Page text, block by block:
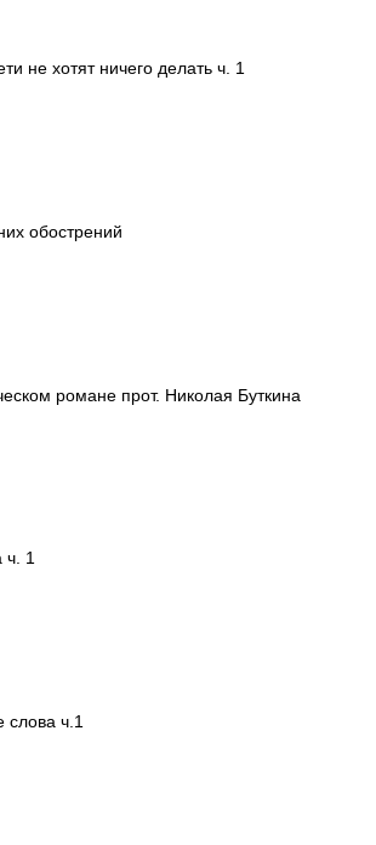
не хотят ничего делать ч. 1
обострений
романе прот. Николая Буткина
1
ч.1